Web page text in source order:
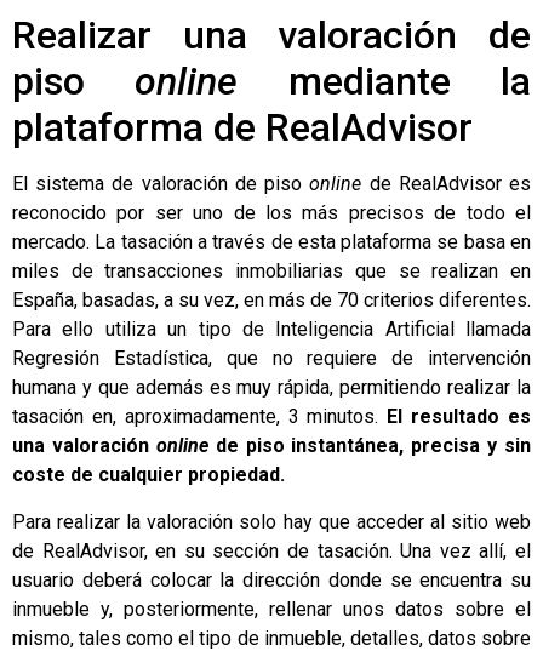
Realizar una valoración de
piso online mediante la
plataforma de RealAdvisor
El sistema de valoración de pisoonline de RealAdvisor es
reconocido por ser uno de los más precisos de todo el
mercado. La tasación a través de esta plataforma se basa en
miles de transacciones inmobiliarias que se realizan en
España, basadas, a su vez, en más de 70 criterios diferentes.
Para ello utiliza un tipo de Inteligencia Artificial llamada
Regresión Estadística, que no requiere de intervención
humana y que además es muy rápida, permitiendo realizar la
tasación en, aproximadamente, 3 minutos. El resultado es
una valoración online de piso instantánea, precisa y sin
coste de cualquier propiedad.
Para realizar la valoración solo hay que acceder al sitio web
de RealAdvisor, en su sección de tasación. Una vez allí, el
usuario deberá colocar la dirección donde se encuentra su
inmueble y, posteriormente, rellenar unos datos sobre el
mismo, tales como el tipo de inmueble, detalles, datos sobre